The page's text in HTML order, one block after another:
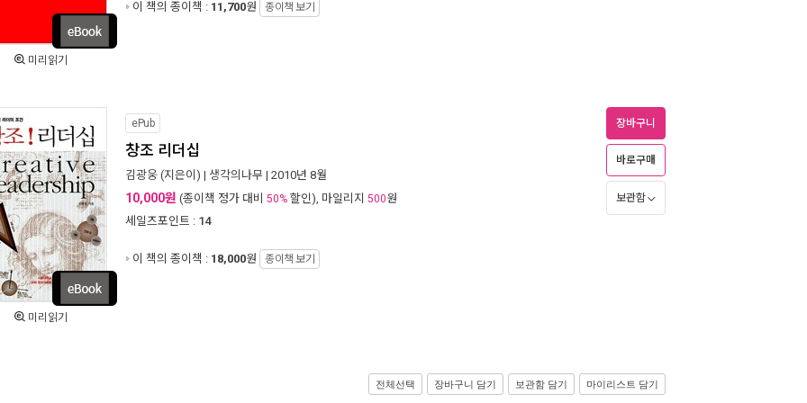
미리읽기
이 책의 종이책 : 11,700원 종이책 보기
미리읽기
ePub
창조 리더십
김광웅 (지은이) | 생각의나무 | 2010년 8월
10,000원 (종이책 정가 대비 50% 할인), 마일리지 500원
세일즈포인트 : 14
이 책의 종이책 : 18,000원 종이책 보기
장바구니
바로구매
보관함
전체선택 장바구니 담기 보관함 담기 마이리스트 담기